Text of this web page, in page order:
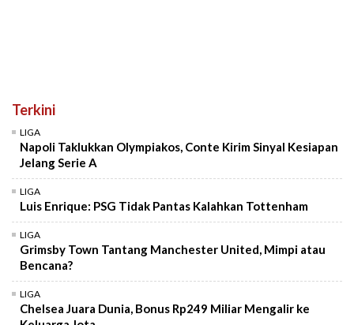
Terkini
LIGA
Napoli Taklukkan Olympiakos, Conte Kirim Sinyal Kesiapan
Jelang Serie A
LIGA
Luis Enrique: PSG Tidak Pantas Kalahkan Tottenham
LIGA
Grimsby Town Tantang Manchester United, Mimpi atau
Bencana?
LIGA
Chelsea Juara Dunia, Bonus Rp249 Miliar Mengalir ke